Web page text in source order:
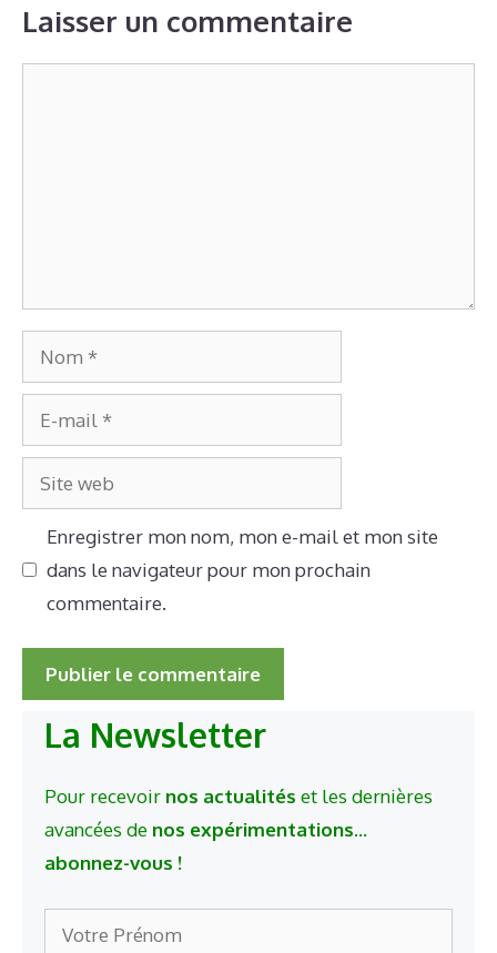
Laisser un commentaire
Nom
mail
Site
web
Enregistrer mon nom, mon e-mail et mon site
dans le navigateur pour mon prochain
commentaire.
La Newsletter
Pour recevoir nos actualités et les dernières
avancées de nos expérimentations...
abonnez-vous !